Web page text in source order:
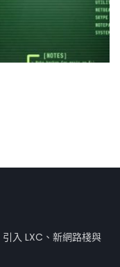
入 LXC、新網路棧與